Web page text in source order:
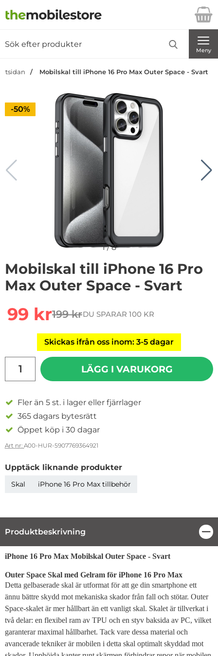
Startsidan för Danira Telecom AB
Meny
Mobilskal till iPhone 16 Pro Max Outer Space - Svart
Priset är nedsatt med
-50%
1/8
Mobilskal till iPhone 16 Pro
Max Outer Space - Svart
rea pris
99 krtidigare pris
199 krDU SPARAR 100 KR
Skickas ifrån oss inom: 3-5 dagar
LÄGG I VARUKORG
Fler än 5 st. i lager eller fjärrlager
365 dagars bytesrätt
Öppet köp i 30 dagar
Art nr: A00-HUR-5907769364921
Upptäck liknande produkter
Skal iPhone 16 Pro Max tillbehör
Produktbeskrivning
Produktbeskrivning
iPhone 16 Pro Max Mobilskal Outer Space - Svart
Outer Space Skal med Gelram för iPhone 16 Pro Max
Detta gelbaserade skal är utformat för att ge din smartphone ett
ännu bättre skydd mot mekaniska skador från fall och stötar. Outer
Space-skalet är mer hållbart än ett vanligt skal. Skalet är tillverkat i
två delar: en flexibel ram av TPU och en styv baksida av PC, vilket
garanterar maximal hållbarhet. Tack vare dessa material och
avancerade tekniker är mobilen i detta skal optimalt skyddad mot